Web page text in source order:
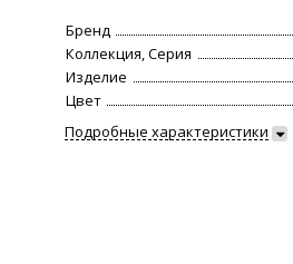
Бренд
Коллекция, Серия
Изделие
Цвет
Подробные характеристики